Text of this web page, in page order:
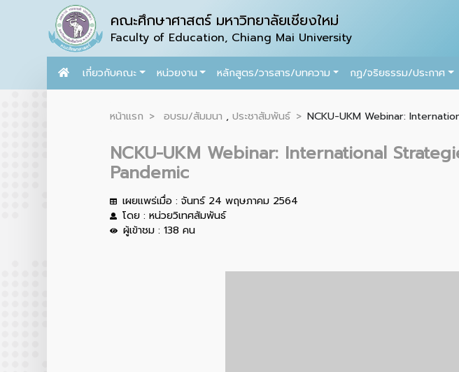
คณะศึกษาศาสตร์ มหาวิทยาลัยเชียงใหม่
Faculty of Education, Chiang Mai University
เกี่ยวกับคณะ หน่วยงาน หลักสูตร/วารสาร/บทความ กฏ/จริยธรรม/ประกาศ
หน้าแรก อบรม/สัมมนา ,ประชาสัมพันธ์ NCKU-UKM Webinar:
NCKU-UKM Webinar: International
Pandemic
เผยแพร่เมื่อ : จันทร์ 24 พฤษภาคม 2564
โดย : หน่วยวิเทศสัมพันธ์
ผู้เข้าชม : 138 คน